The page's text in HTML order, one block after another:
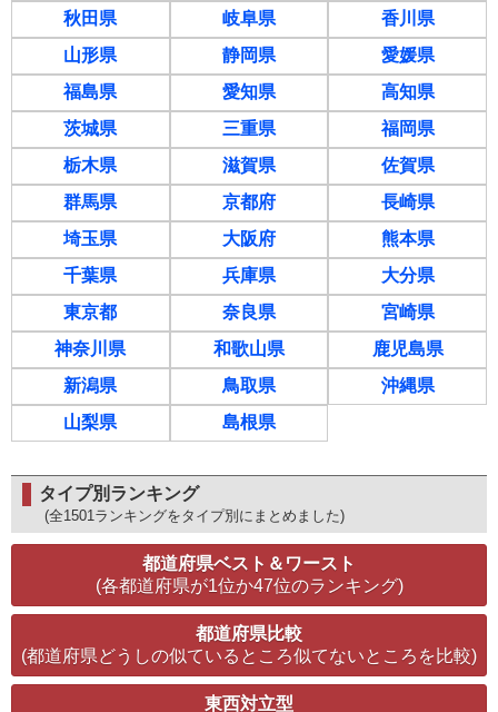
秋田県
山形県
福島県
茨城県
栃木県
群馬県
埼玉県
千葉県
東京都
神奈川県
新潟県
山梨県
岐阜県
静岡県
愛知県
三重県
滋賀県
京都府
大阪府
兵庫県
奈良県
和歌山県
鳥取県
島根県
香川県
愛媛県
高知県
福岡県
佐賀県
長崎県
熊本県
大分県
宮崎県
鹿児島県
沖縄県
タイプ別ランキング
(全1501ランキングをタイプ別にまとめました)
都道府県ベスト＆ワースト
(各都道府県が1位か47位のランキング)
都道府県比較
(都道府県どうしの似ているところ似てないところを比較)
東西対立型